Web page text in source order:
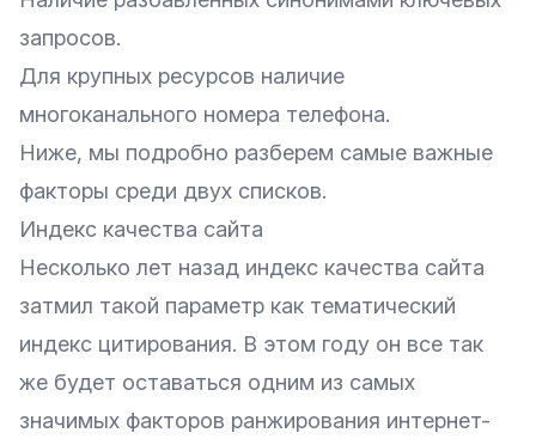
запросов.
Для крупных ресурсов наличие
многоканального номера телефона.
Ниже, мы подробно разберем самые важные
факторы среди двух списков.
Индекс качества сайта
Несколько лет назад индекс качества сайта
затмил такой параметр как тематический
индекс цитирования. В этом году он все так
же будет оставаться одним из самых
значимых факторов ранжирования интернет-